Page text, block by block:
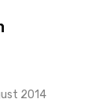
2014